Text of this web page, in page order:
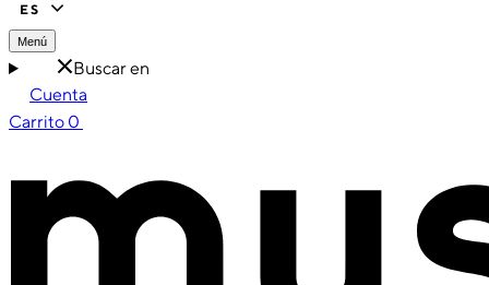
ES
Menú
Buscar en
Cuenta
Carrito 0